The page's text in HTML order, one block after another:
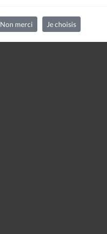
Non merci Je choisis